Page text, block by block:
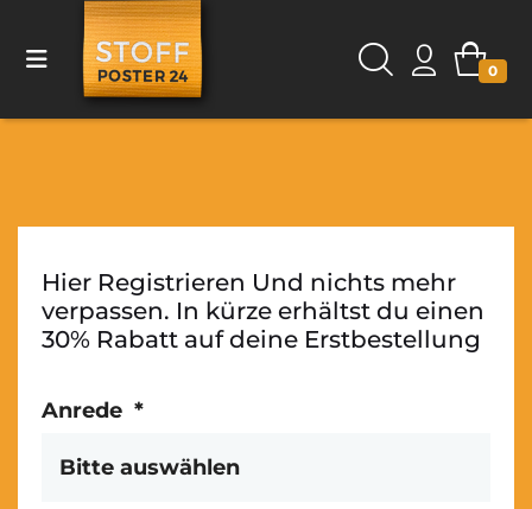
0
Hier Registrieren Und nichts mehr
verpassen. In kürze erhältst du einen
30% Rabatt auf deine Erstbestellung
Anrede *